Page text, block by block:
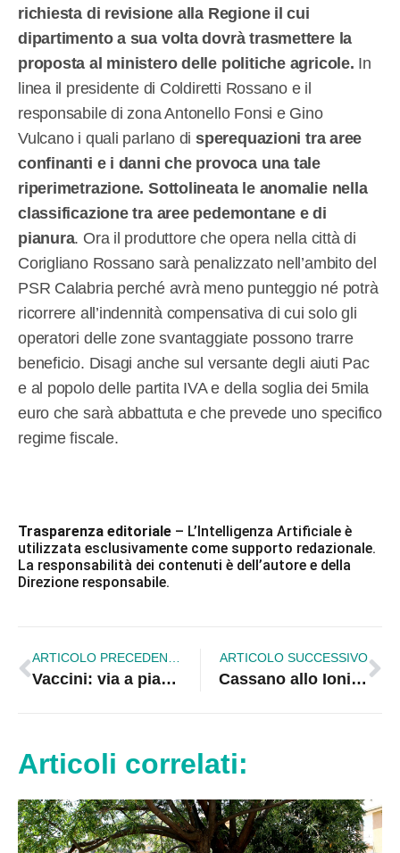
richiesta di revisione alla Regione il cui
dipartimento a sua volta dovrà trasmettere la
proposta al ministero delle politiche agricole. In
linea il presidente di Coldiretti Rossano e il
responsabile di zona Antonello Fonsi e Gino
Vulcano i quali parlano disperequazioni tra aree
confinanti e i danni che provoca una tale
riperimetrazione. Sottolineata le anomalie nella
classificazione tra aree pedemontane e di
pianura. Ora il produttore che opera nella città di
Corigliano Rossano sarà penalizzato nell’ambito del
PSR Calabria perché avrà meno punteggio né potrà
ricorrere all’indennità compensativa di cui solo gli
operatori delle zone svantaggiate possono trarre
beneficio. Disagi anche sul versante degli aiuti Pac
e al popolo delle partita IVA e della soglia dei 5mila
euro che sarà abbattuta e che prevede uno specifico
regime fiscale.
Trasparenza editoriale – L’Intelligenza Artificiale è
utilizzata esclusivamente come supporto redazionale.
La responsabilità dei contenuti è dell’autore e della
Direzione responsabile.
Vaccini: via a piattaforma Poste per prenotazioni Asp Cosenza già da domani
ARTICOLO SUCCESSIVO
Cassano allo Ionio. Mons. Savino: Che fine ha fatto la Legge 38 sulle cure palliative?
Articoli correlati: